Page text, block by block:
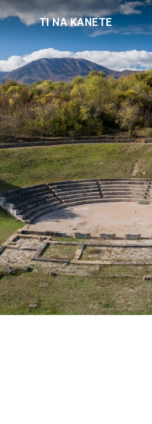
ΤΙ ΝΑ ΚΑΝΕΤΕ